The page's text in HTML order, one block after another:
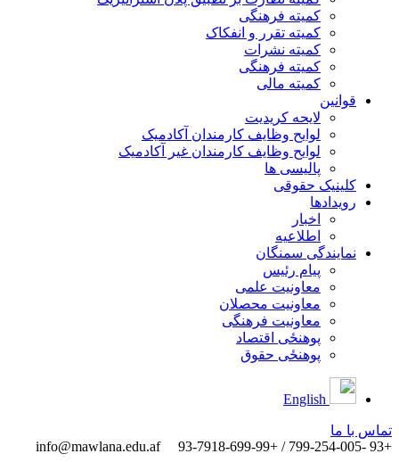
کمیته فرهنگی
کمیته تقرر و انفکاک
کمیته نشرات
کمیته فرهنگی
کمیته مالی
قوانین
لایحه کریدیت
لوایح وظایف کارمندان آکادمیک
لوایح وظایف کارمندان غیر آکادمیک
پالیسی ها
کلینیک حقوقی
رویدادها
اخبار
اطلاعیه
نمایندگی سمنگان
پیام رئیس
معاونیت علمی
معاونیت محصلان
معاونیت فرهنگی
پوهنځی اقتصاد
پوهنځی حقوق
تماس ‌با ‌ما
+93 -799-254-005 / +93-7918-699-99
info@mawlana.edu.af